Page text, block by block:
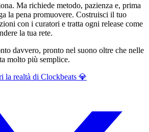
Ma richiede metodo, pazienza e, prima
la pena promuovere. Costruisci il tuo
con i curatori e tratta ogni release come
la tua rete.
davvero, pronto nel suono oltre che nelle
molto più semplice.
la realtà di Clockbeats 💎